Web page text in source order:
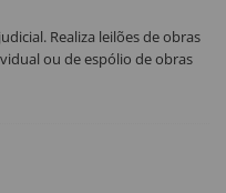
Realiza leilões de obras
ou de espólio de obras